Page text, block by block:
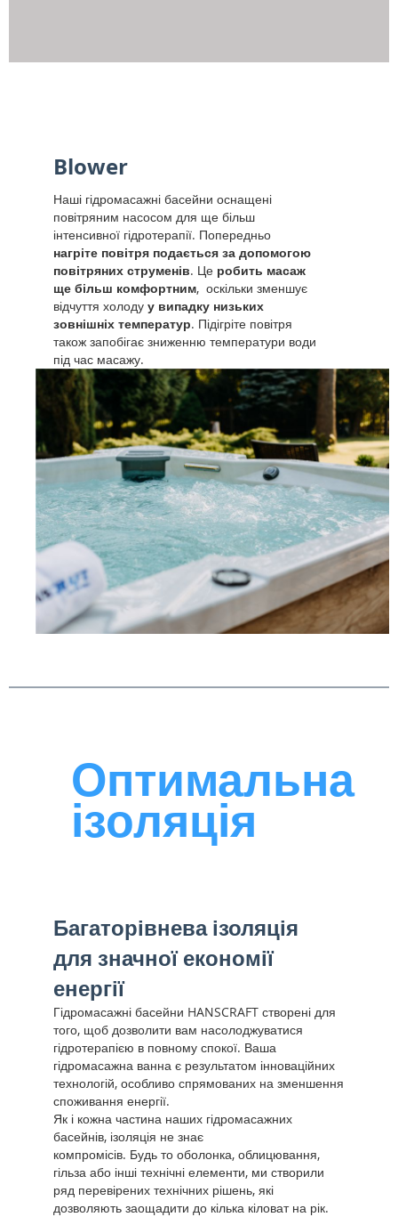
Blower
Наші гідромасажні басейни оснащені
повітряним насосом для ще більш
інтенсивної гідротерапії. Попередньо
нагріте повітря подається за допомогою
повітряних струменів. Це робить масаж
ще більш комфортним, оскільки зменшує
відчуття холоду у випадку низьких
зовнішніх температур. Підігріте повітря
також запобігає зниженню температури води
під час масажу.
Оптимальна
ізоляція
Багаторівнева ізоляція
для значної економії
енергії
Гідромасажні басейни HANSCRAFT створені для
того, щоб дозволити вам насолоджуватися
гідротерапією в повному спокої. Ваша
гідромасажна ванна є результатом інноваційних
технологій, особливо спрямованих на зменшення
споживання енергії.
Як і кожна частина наших гідромасажних
басейнів, ізоляція не знає
компромісів. Будь то оболонка, облицювання,
гільза або інші технічні елементи, ми створили
ряд перевірених технічних рішень, які
дозволяють заощадити до кілька кіловат на рік.